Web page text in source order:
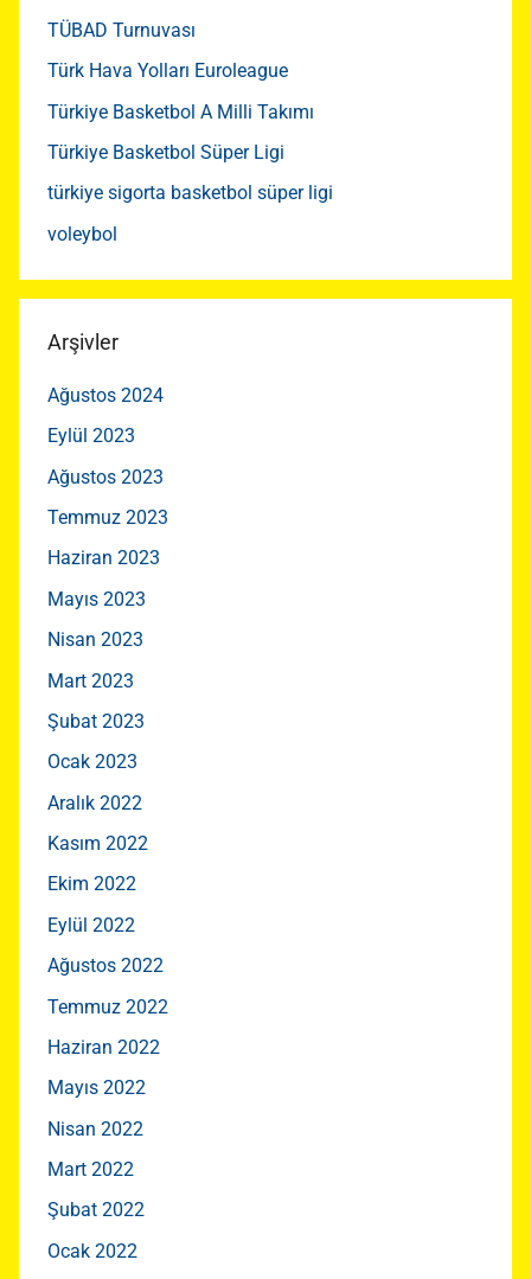
TÜBAD Turnuvası
Türk Hava Yolları Euroleague
Türkiye Basketbol A Milli Takımı
Türkiye Basketbol Süper Ligi
türkiye sigorta basketbol süper ligi
voleybol
Arşivler
Ağustos 2024
Eylül 2023
Ağustos 2023
Temmuz 2023
Haziran 2023
Mayıs 2023
Nisan 2023
Mart 2023
Şubat 2023
Ocak 2023
Aralık 2022
Kasım 2022
Ekim 2022
Eylül 2022
Ağustos 2022
Temmuz 2022
Haziran 2022
Mayıs 2022
Nisan 2022
Mart 2022
Şubat 2022
Ocak 2022